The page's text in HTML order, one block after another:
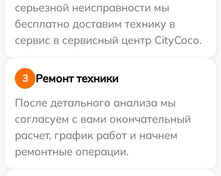
серьезной неисправности мы
бесплатно доставим технику в
сервис в сервисный центр CityCoco.
3
Ремонт техники
После детального анализа мы
согласуем с вами окончательный
расчет, график работ и начнем
ремонтные операции.